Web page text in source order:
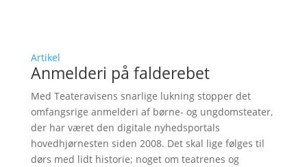
Artikel
Anmelderi på falderebet
Med Teateravisens snarlige lukning stopper det
omfangsrige anmelderi af børne- og ungdomsteater,
der har været den digitale nyhedsportals
hovedhjørnesten siden 2008. Det skal lige følges til
dørs med lidt historie; noget om teatrenes og